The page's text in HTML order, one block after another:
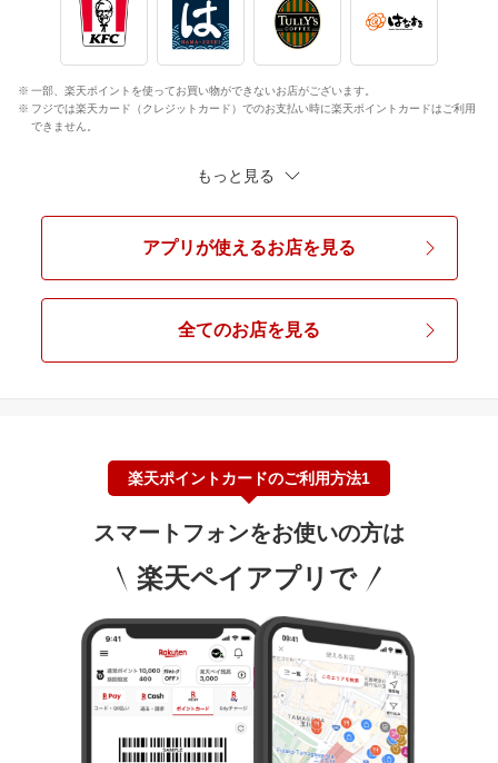
一部、楽天ポイントを使ってお買い物ができないお店がございます。
フジでは楽天カード（クレジットカード）でのお支払い時に楽天ポイントカードはご利用
できません。
もっと見る
全てのお店を見る
アプリが使えるお店を見る
スマートフォンをお使いの方は
楽天ペイアプリで
楽天ポイントカードのご利用方法1